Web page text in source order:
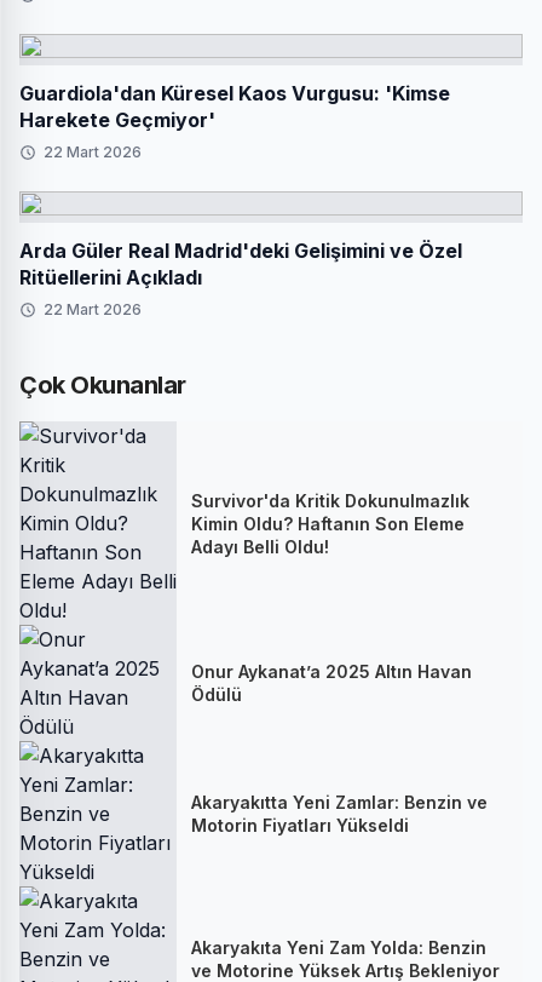
Guardiola'dan Küresel Kaos Vurgusu: 'Kimse
Harekete Geçmiyor'
22 Mart 2026
Arda Güler Real Madrid'deki Gelişimini ve Özel
Ritüellerini Açıkladı
22 Mart 2026
Çok Okunanlar
Survivor'da Kritik Dokunulmazlık
Kimin Oldu? Haftanın Son Eleme
Adayı Belli Oldu!
Onur Aykanat’a 2025 Altın Havan
Ödülü
Akaryakıtta Yeni Zamlar: Benzin ve
Motorin Fiyatları Yükseldi
Akaryakıta Yeni Zam Yolda: Benzin
ve Motorine Yüksek Artış Bekleniyor